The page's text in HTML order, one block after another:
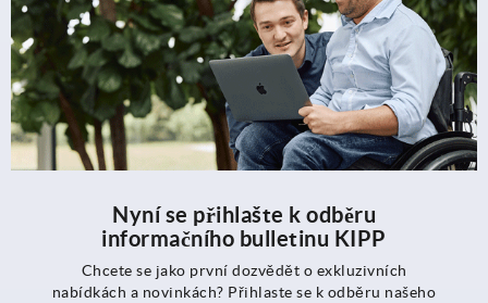
Nyní se přihlašte k odběru
informačního bulletinu KIPP
Chcete se jako první dozvědět o exkluzivních
nabídkách a novinkách? Přihlaste se k odběru našeho